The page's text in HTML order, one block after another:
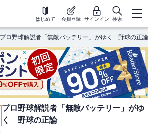
はじめて 会員登録 サインイン 検索
プロ野球解説者「無敵バッテリー」がゆく 野球の正論
プロ野球解説者「無敵バッテリー」がゆ
く 野球の正論